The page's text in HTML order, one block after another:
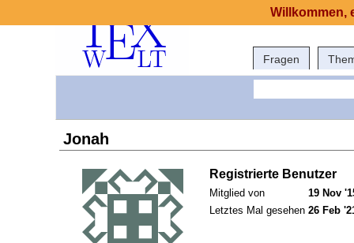
Fragen
Jonah
Registrierte Benutzer
Mitglied von
19 Nov
Letztes Mal gesehen 26 Feb
Willkommen,